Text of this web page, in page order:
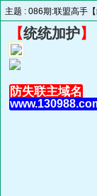
主题 : 086期:联盟高手
【统统加护】
防失联主域名